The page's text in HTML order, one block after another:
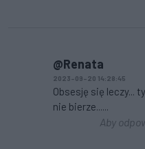
@Renata
2023-09-20 14:28:45
Obsesję się leczy...
nie bierze......
Aby